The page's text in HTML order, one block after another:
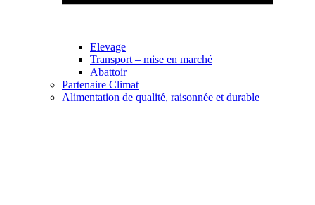
Elevage
Transport – mise en marché
Abattoir
Partenaire Climat
Alimentation de qualité, raisonnée et durable